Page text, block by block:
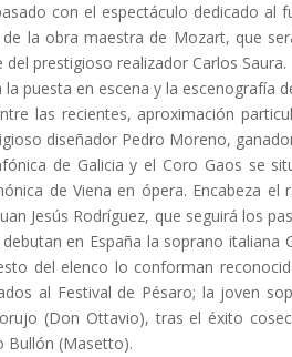
con el espectáculo dedicado al
la obra maestra de Mozart, que
prestigioso realizador Carlos Saura.
puesta en escena y la escenografía
las recientes, aproximación
diseñador Pedro Moreno,
de Galicia y el Coro Gaos se
de Viena en ópera. Encabeza
Jesús Rodríguez, que seguirá los
en España la soprano
del elenco lo conforman
al Festival de Pésaro; la joven
(Don Ottavio), tras el éxito
Bullón (Masetto).